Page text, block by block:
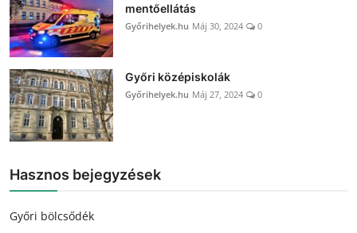
mentőellátás
Győrihelyek.hu Máj 30, 2024 0
Győri középiskolák
Győrihelyek.hu Máj 27, 2024 0
Hasznos bejegyzések
Győri bölcsődék